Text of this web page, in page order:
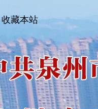
收藏本站